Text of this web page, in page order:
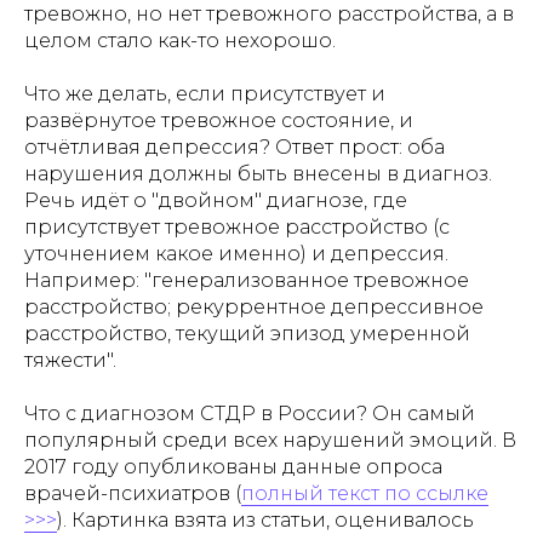
тревожно, но нет тревожного расстройства, а в
целом стало как-то нехорошо.
Что же делать, если присутствует и
развёрнутое тревожное состояние, и
отчётливая депрессия? Ответ прост: оба
нарушения должны быть внесены в диагноз.
Речь идёт о "двойном" диагнозе, где
присутствует тревожное расстройство (с
уточнением какое именно) и депрессия.
Например: "генерализованное тревожное
расстройство; рекуррентное депрессивное
расстройство, текущий эпизод умеренной
тяжести".
Что с диагнозом СТДР в России? Он самый
популярный среди всех нарушений эмоций. В
2017 году опубликованы данные опроса
врачей-психиатров (полный текст по ссылке
>>>). Картинка взята из статьи, оценивалось